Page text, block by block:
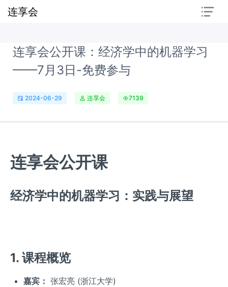
连享会
连享会公开课：经济学中的机器学习
——7月3日-免费参与
2024-06-29 连享会 7139
连享会公开课
经济学中的机器学习：实践与展望
1. 课程概览
嘉宾： 张宏亮 (浙江大学)